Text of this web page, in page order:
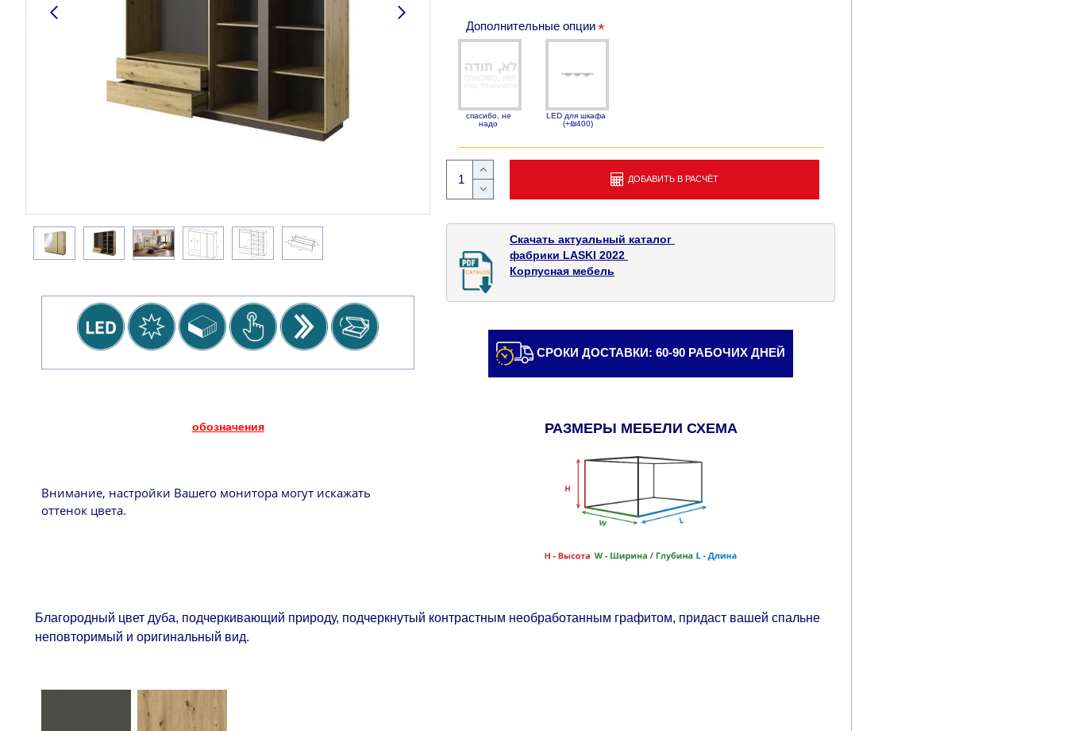
обозначения
Внимание, настройки Вашего монитора могут искажать
оттенок цвета.
Дополнительные опции
спасибо, не
надо
LED для шкафа
(+₪400)
ДОБАВИТЬ В РАСЧЁТ
Скачать актуальный каталог
фабрики LASKI 2022
Корпусная мебель
СРОКИ ДОСТАВКИ: 60-90 РАБОЧИХ ДНЕЙ
РАЗМЕРЫ МЕБЕЛИ СХЕМА
Благородный цвет дуба, подчеркивающий природу, подчеркнутый контрастным необработанным графитом, придаст вашей спальне
неповторимый и оригинальный вид.